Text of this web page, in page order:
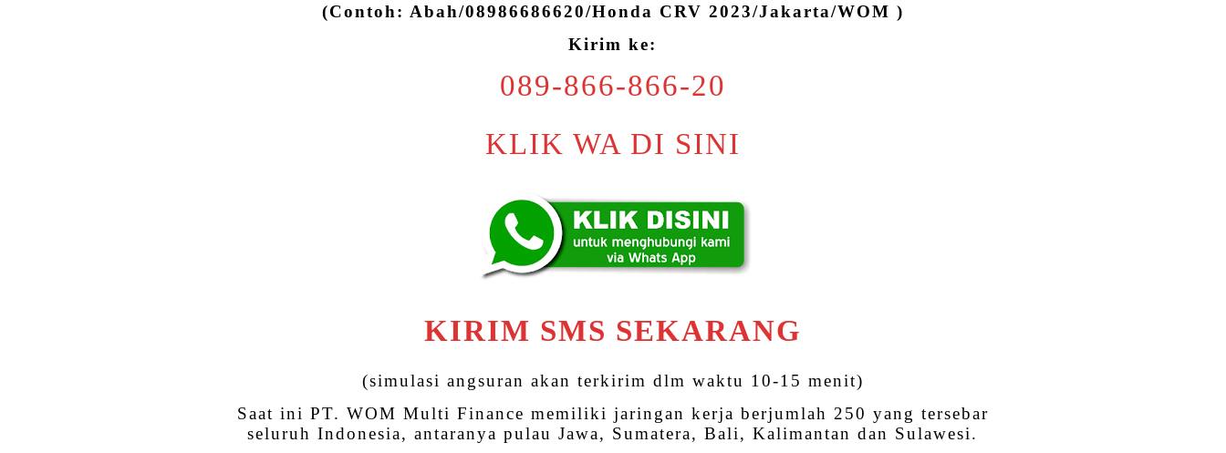
(Contoh: Abah/08986686620/Honda CRV 2023/Jakarta/WOM )
Kirim ke:
089-866-866-20
KLIK WA DI SINI
KIRIM SMS SEKARANG
(simulasi angsuran akan terkirim dlm waktu 10-15 menit)
Saat ini PT. WOM Multi Finance memiliki jaringan kerja berjumlah 250 yang tersebar
seluruh Indonesia, antaranya pulau Jawa, Sumatera, Bali, Kalimantan dan Sulawesi.